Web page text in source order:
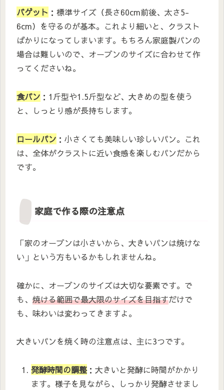
バゲット ：標準サイズ（長さ60cm前後、太さ5-
6cm）を守るのが基本。これより細いと、クラスト
ばかりになってしまいます。もちろん家庭製パンの
場合は難しいので、オーブンのサイズに合わせて作
ってくださいね。
食パン ：1斤型や1.5斤型など、大きめの型を使う
と、しっとり感が長持ちします。
ロールパン ：小さくても美味しい珍しいパン。これ
は、全体がクラストに近い食感を楽しむパンだから
です。
家庭で作る際の注意点
「家のオーブンは小さいから、大きいパンは焼けな
い」という方もいるかもしれませんね。
確かに、オーブンのサイズは大切な要素です。で
も、 焼ける範囲で最大限のサイズを目指すだけで
も、味わいは変わってきますよ。
大きいパンを焼く時の注意点は、主に3つです。
発酵時間の調整：大きいと発酵に時間がかかり
ます。様子を見ながら、しっかり発酵させまし